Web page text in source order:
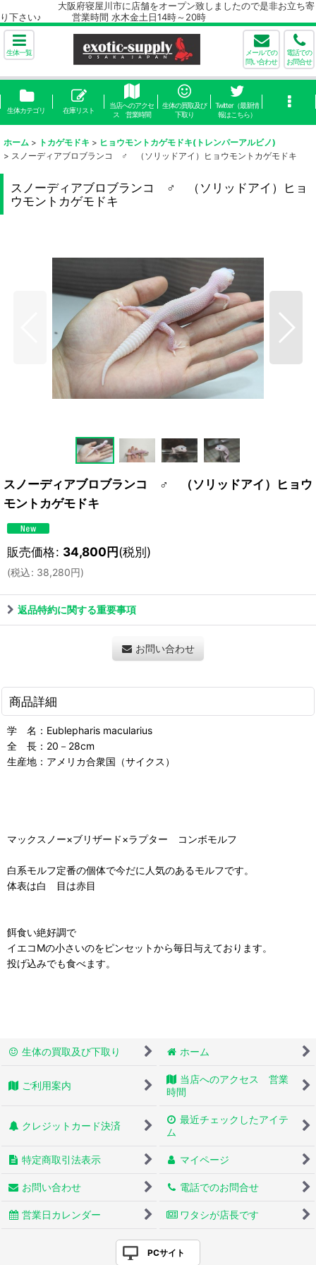
大阪府寝屋川市に店舗をオープン致しましたので是非お立ち寄
り下さい♪ 営業時間 水木金土日14時～20時
生体一覧
メールでの
問い合わせ
電話での
お問合せ
生体カテゴリ 在庫リスト
当店へのアクセ
ス 営業時間
生体の買取及び
下取り
Twitter（最新情
報はこちら）
ホーム > トカゲモドキ > ヒョウモントカゲモドキ(トレンパーアルビノ)
> スノーディアブロブランコ ♂ （ソリッドアイ）ヒョウモントカゲモドキ
スノーディアブロブランコ ♂ （ソリッドアイ）ヒョ
ウモントカゲモドキ
スノーディアブロブランコ ♂ （ソリッドアイ）ヒョウ
モントカゲモドキ
販売価格: 34,800円(税別)
(税込: 38,280円)
返品特約に関する重要事項
お問い合わせ
商品詳細
学 名：Eublepharis macularius
全 長：20－28cm
生産地：アメリカ合衆国（サイクス）
マックスノー×ブリザード×ラプター コンボモルフ
白系モルフ定番の個体で今だに人気のあるモルフです。
体表は白 目は赤目
餌食い絶好調で
イエコMの小さいのをピンセットから毎日与えております。
投げ込みでも食べます。
生体の買取及び下取り ホーム
ご利用案内
当店へのアクセス 営業
時間
クレジットカード決済
最近チェックしたアイテ
ム
特定商取引法表示 マイページ
お問い合わせ 電話でのお問合せ
営業日カレンダー ワタシが店長です
PCサイト